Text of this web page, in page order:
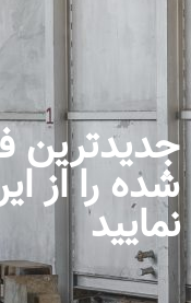
جدیدترین
شده را از
نمایید